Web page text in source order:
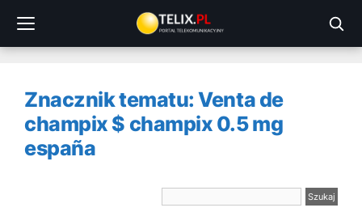
treści
Znacznik tematu: Venta de
champix $ champix 0.5 mg
españa